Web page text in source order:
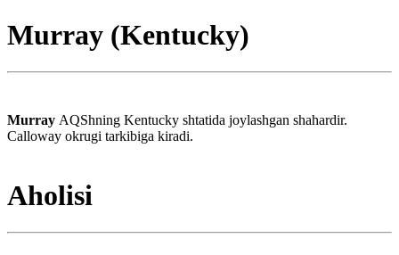
Murray (Kentucky)
Murray AQShning Kentucky shtatida joylashgan shahardir.
Calloway okrugi tarkibiga kiradi.
Aholisi